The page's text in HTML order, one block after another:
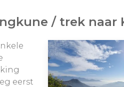
/ trek naar
eerst